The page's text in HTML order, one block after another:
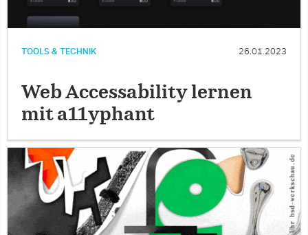
TOOLS & TECHNIK 26.01.2023
Web Accessability lernen
mit a11yphant